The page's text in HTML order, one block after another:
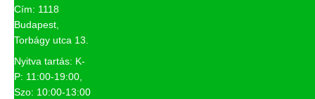
Cím: 1118
Budapest,
Torbágy utca 13.
Nyitva tartás: K-
P: 11:00-19:00,
Szo: 10:00-13:00